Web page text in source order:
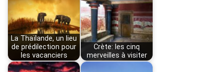
La Thaïlande, un lieu
de prédilection pour
les vacanciers
Crète: les cinq
merveilles à visiter